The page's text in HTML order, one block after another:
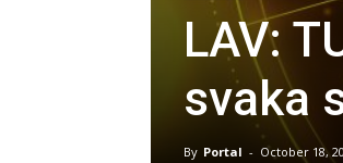
LAV:
svaka
By Portal - October 18,